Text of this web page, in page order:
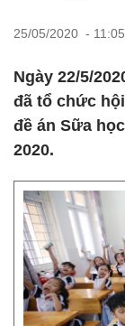
25/05/2020 - 11:05
Ngày 22/5/
đã tổ chức
đề án Sữa
2020.